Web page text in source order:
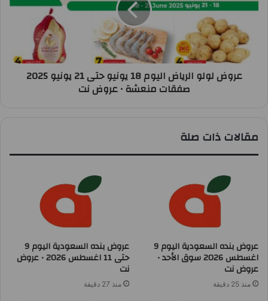
عروض لولو الرياض اليوم 18 يونيو حتى 21 يونيو 2025
صفقات منعشة • عروض نت
مقالات ذات صلة
عروض بنده السعودية اليوم 9
اغسطس 2026 سوق الأحد •
عروض نت
منذ 25 دقيقة
عروض بنده السعودية اليوم 9
حتى 11 اغسطس 2026 • عروض
نت
منذ 27 دقيقة